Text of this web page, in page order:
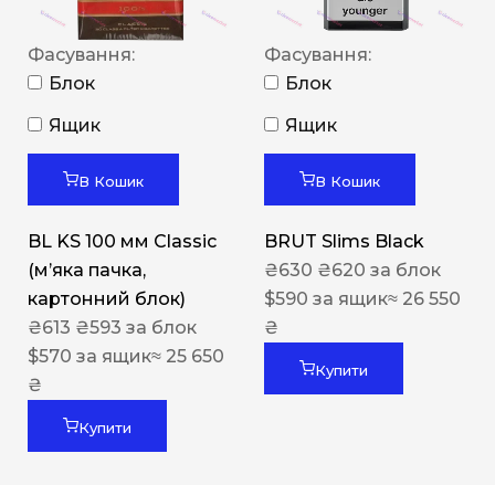
Фасування:
Блок
Ящик
В Кошик
BL KS 100 мм Classic
(м’яка пачка,
картонний блок)
₴613 ₴593 за блок
$570 за ящик≈ 25 650
₴
Купити
Фасування:
Блок
Ящик
В Кошик
BRUT Slims Black
₴630 ₴620 за блок
$590 за ящик≈ 26 550
₴
Купити